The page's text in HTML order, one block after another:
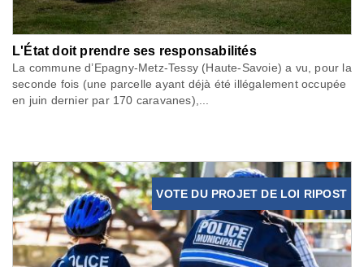
L'État doit prendre ses responsabilités
La commune d’Epagny-Metz-Tessy (Haute-Savoie) a vu, pour la
seconde fois (une parcelle ayant déjà été illégalement occupée
en juin dernier par 170 caravanes),...
VOTE DU PROJET DE LOI RIPOST